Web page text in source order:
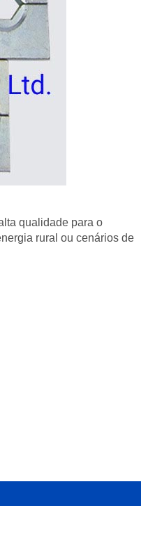
qualidade para o
rural ou cenários de